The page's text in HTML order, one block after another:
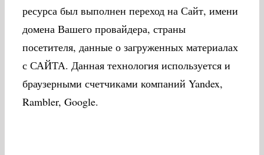
ресурса был выполнен переход на Сайт, имени
домена Вашего провайдера, страны
посетителя, данные о загруженных материалах
с САЙТА. Данная технология используется и
браузерными счетчиками компаний Yandex,
Rambler, Google.